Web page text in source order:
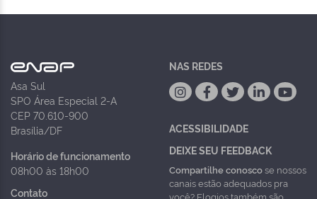
Asa Sul
SPO Área Especial 2-A
CEP 70.610-900
Brasília/DF
Horário de funcionamento
08h00 às 18h00
Contato
NAS REDES
ACESSIBILIDADE
DEIXE SEU FEEDBACK
Compartilhe conoscose nossos
canais estão adequados pra
você? Elogios também são